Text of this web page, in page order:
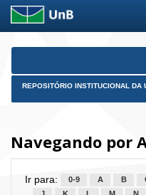
Skip
REPOSITÓRIO INSTITUCIONAL DA
Navegando por
Ir para: 0-9 A B